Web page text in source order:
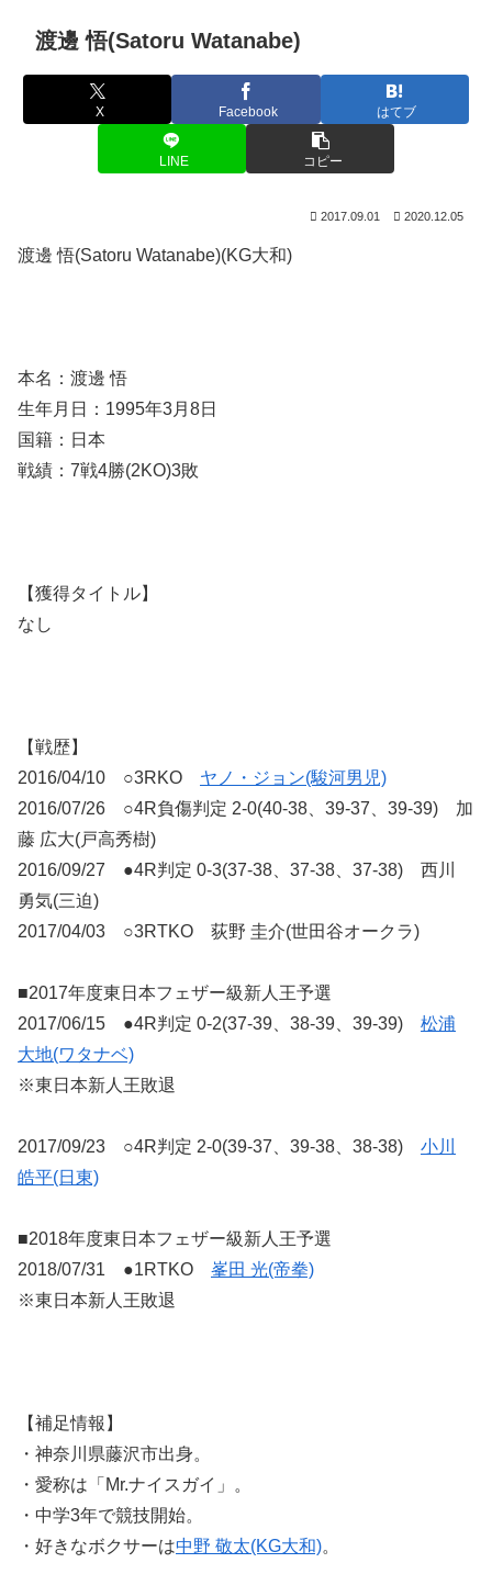
渡邊 悟(Satoru Watanabe)
X Facebook はてブ
LINE コピー
2017.09.01 2020.12.05
渡邊 悟(Satoru Watanabe)(KG大和)
本名：渡邊 悟
生年月日：1995年3月8日
国籍：日本
戦績：7戦4勝(2KO)3敗
【獲得タイトル】
なし
【戦歴】
2016/04/10 ○3RKO ヤノ・ジョン(駿河男児)
2016/07/26 ○4R負傷判定 2-0(40-38、39-37、39-39) 加
藤 広大(戸高秀樹)
2016/09/27 ●4R判定 0-3(37-38、37-38、37-38) 西川
勇気(三迫)
2017/04/03 ○3RTKO 荻野 圭介(世田谷オークラ)
■2017年度東日本フェザー級新人王予選
2017/06/15 ●4R判定 0-2(37-39、38-39、39-39) 松浦
大地(ワタナベ)
※東日本新人王敗退
2017/09/23 ○4R判定 2-0(39-37、39-38、38-38) 小川
皓平(日東)
■2018年度東日本フェザー級新人王予選
2018/07/31 ●1RTKO 峯田 光(帝拳)
※東日本新人王敗退
【補足情報】
・神奈川県藤沢市出身。
・愛称は「Mr.ナイスガイ」。
・中学3年で競技開始。
・好きなボクサーは中野 敬太(KG大和)。